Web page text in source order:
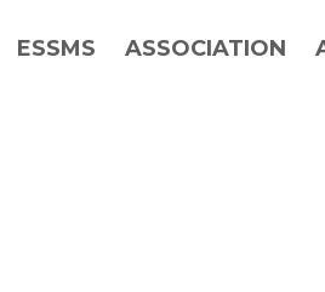
ESSMS ASSOCIATION